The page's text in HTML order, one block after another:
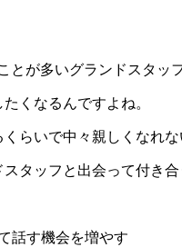
とが多いグランドスタッフ
くなるんですよね。
くらいで中々親しくなれ
スタッフと出会って付き
話す機会を増やす